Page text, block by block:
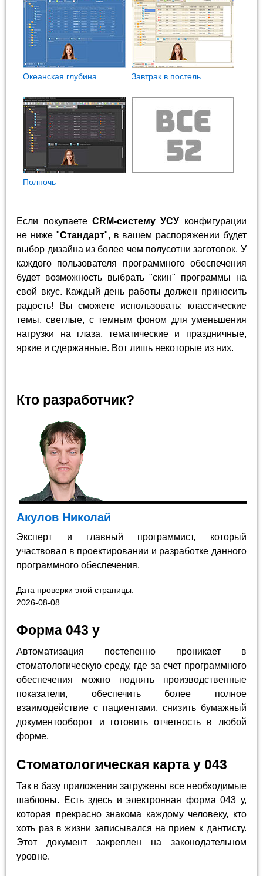
Океанская глубина Завтрак в постель
Полночь
Если покупаете CRM-систему УСУ конфигурации
не ниже "Стандарт", в вашем распоряжении будет
выбор дизайна из более чем полусотни заготовок. У
каждого пользователя программного обеспечения
будет возможность выбрать "скин" программы на
свой вкус. Каждый день работы должен приносить
радость! Вы сможете использовать: классические
темы, светлые, с темным фоном для уменьшения
нагрузки на глаза, тематические и праздничные,
яркие и сдержанные. Вот лишь некоторые из них.
Кто разработчик?
Акулов Николай
Эксперт и главный программист, который
участвовал в проектировании и разработке данного
программного обеспечения.
Дата проверки этой страницы:
2026-08-08
Форма 043 у
Автоматизация постепенно проникает в
стоматологическую среду, где за счет программного
обеспечения можно поднять производственные
показатели, обеспечить более полное
взаимодействие с пациентами, снизить бумажный
документооборот и готовить отчетность в любой
форме.
Стоматологическая карта у 043
Так в базу приложения загружены все необходимые
шаблоны. Есть здесь и электронная форма 043 у,
которая прекрасно знакома каждому человеку, кто
хоть раз в жизни записывался на прием к дантисту.
Этот документ закреплен на законодательном
уровне.